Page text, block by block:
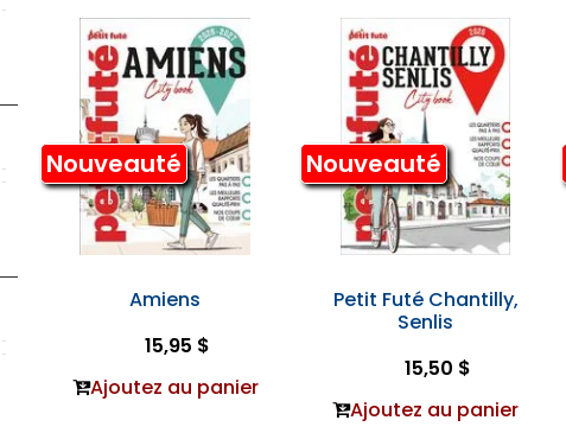
Nouveauté
Amiens
15,95 $
Ajoutez au panier
Nouveauté
Petit Futé Chantilly,
Senlis
15,50 $
Ajoutez au panier